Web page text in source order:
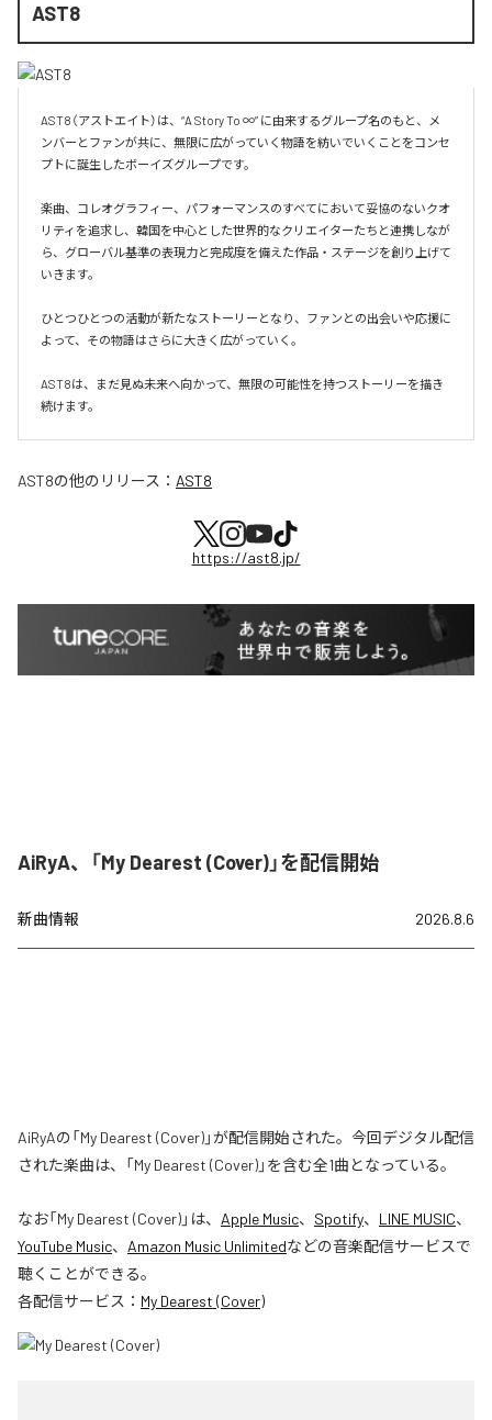
AST8
AST8（アストエイト）は、“A Story To ∞” に由来するグループ名のもと、メ
ンバーとファンが共に、無限に広がっていく物語を紡いでいくことをコンセ
プトに誕生したボーイズグループです。
楽曲、コレオグラフィー、パフォーマンスのすべてにおいて妥協のないクオ
リティを追求し、韓国を中心とした世界的なクリエイターたちと連携しなが
ら、グローバル基準の表現力と完成度を備えた作品・ステージを創り上げて
いきます。
ひとつひとつの活動が新たなストーリーとなり、ファンとの出会いや応援に
よって、その物語はさらに大きく広がっていく。
AST8は、まだ見ぬ未来へ向かって、無限の可能性を持つストーリーを描き
続けます。
AST8の他のリリース： AST8
https://ast8.jp/
AiRyA、「My Dearest (Cover)」を配信開始
新曲情報 2026.8.6
AiRyAの「My Dearest (Cover)」が配信開始された。今回デジタル配信
された楽曲は、「My Dearest (Cover)」を含む全1曲となっている。
なお「My Dearest (Cover)」は、 Apple Music、 Spotify、 LINE MUSIC、
YouTube Music、 Amazon Music Unlimitedなどの音楽配信サービスで
聴くことができる。
各配信サービス： My Dearest (Cover)